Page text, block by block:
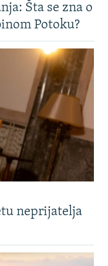
Šta se zna o
Potoku?
neprijatelja